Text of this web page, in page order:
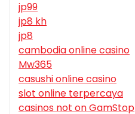
jp99
jp8 kh
jp8
cambodia online casino
Mw365
casushi online casino
slot online terpercaya
casinos not on GamStop